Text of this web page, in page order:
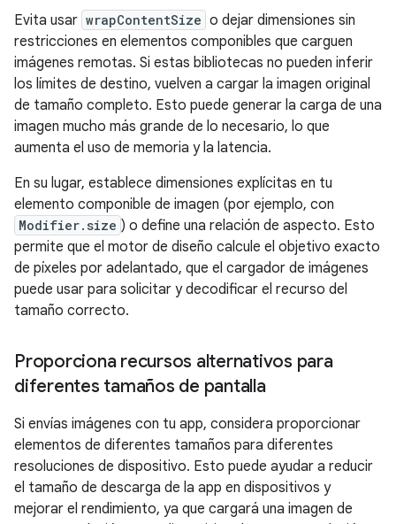
Evita usar wrapContentSize o dejar dimensiones sin
restricciones en elementos componibles que carguen
imágenes remotas. Si estas bibliotecas no pueden inferir
los límites de destino, vuelven a cargar la imagen original
de tamaño completo. Esto puede generar la carga de una
imagen mucho más grande de lo necesario, lo que
aumenta el uso de memoria y la latencia.
En su lugar, establece dimensiones explícitas en tu
elemento componible de imagen (por ejemplo, con
Modifier.size ) o define una relación de aspecto. Esto
permite que el motor de diseño calcule el objetivo exacto
de píxeles por adelantado, que el cargador de imágenes
puede usar para solicitar y decodificar el recurso del
tamaño correcto.
Proporciona recursos alternativos para
diferentes tamaños de pantalla
Si envías imágenes con tu app, considera proporcionar
elementos de diferentes tamaños para diferentes
resoluciones de dispositivo. Esto puede ayudar a reducir
el tamaño de descarga de la app en dispositivos y
mejorar el rendimiento, ya que cargará una imagen de